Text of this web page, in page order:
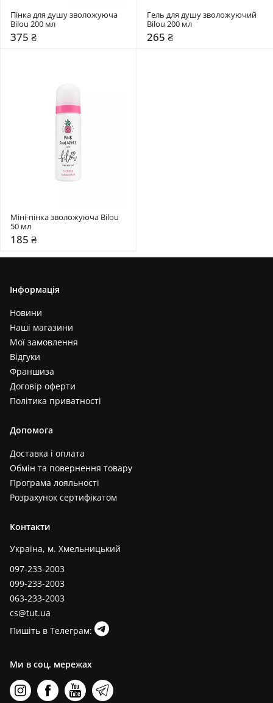
Пінка для душу зволожуюча
Bilou 200 мл
375 ₴
Гель для душу зволожуючий
Bilou 200 мл
265 ₴
Міні-пінка зволожуюча Bilou
50 мл
185 ₴
Інформація
Новини
Наші магазини
Мої замовлення
Відгуки
Франшиза
Договір оферти
Політика приватності
Допомога
Доставка і оплата
Обмін та повернення товару
Програма лояльності
Розрахунок сертифікатом
Контакти
Україна, м. Хмельницький
097-233-2003
099-233-2003
063-233-2003
cs@tut.ua
Пишіть в Телеграм:
Ми в соц. мережах